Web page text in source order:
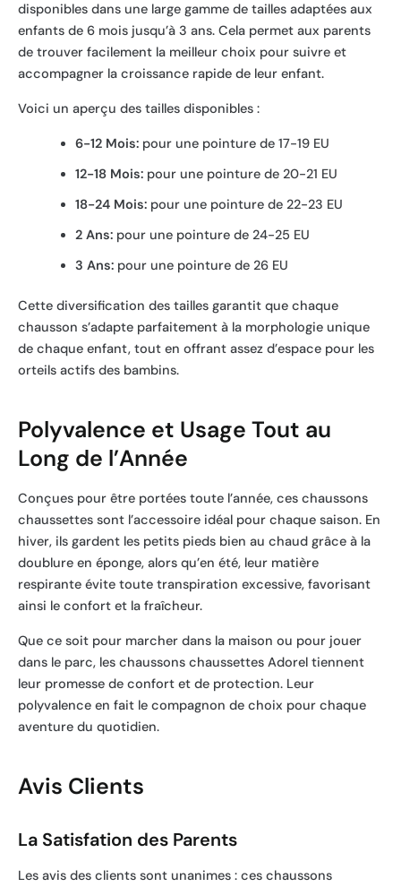
disponibles dans une large gamme de tailles adaptées aux
enfants de 6 mois jusqu’à 3 ans. Cela permet aux parents
de trouver facilement la meilleur choix pour suivre et
accompagner la croissance rapide de leur enfant.
Voici un aperçu des tailles disponibles :
6-12 Mois:pour une pointure de 17-19 EU
12-18 Mois:pour une pointure de 20-21 EU
18-24 Mois:pour une pointure de 22-23 EU
2 Ans:pour une pointure de 24-25 EU
3 Ans:pour une pointure de 26 EU
Cette diversification des tailles garantit que chaque
chausson s’adapte parfaitement à la morphologie unique
de chaque enfant, tout en offrant assez d’espace pour les
orteils actifs des bambins.
Polyvalence et Usage Tout au
Long de l’Année
Conçues pour être portées toute l’année, ces chaussons
chaussettes sont l’accessoire idéal pour chaque saison. En
hiver, ils gardent les petits pieds bien au chaud grâce à la
doublure en éponge, alors qu’en été, leur matière
respirante évite toute transpiration excessive, favorisant
ainsi le confort et la fraîcheur.
Que ce soit pour marcher dans la maison ou pour jouer
dans le parc, les chaussons chaussettes Adorel tiennent
leur promesse de confort et de protection. Leur
polyvalence en fait le compagnon de choix pour chaque
aventure du quotidien.
Avis Clients
La Satisfation des Parents
Les avis des clients sont unanimes : ces chaussons